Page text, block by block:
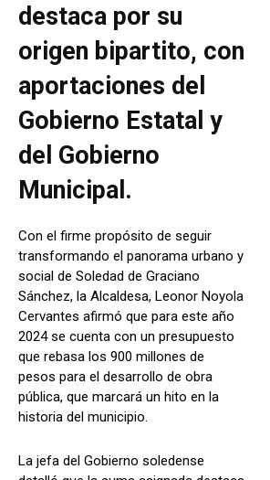
destaca por su
origen bipartito, con
aportaciones del
Gobierno Estatal y
del Gobierno
Municipal.
Con el firme propósito de seguir
transformando el panorama urbano y
social de Soledad de Graciano
Sánchez, la Alcaldesa, Leonor Noyola
Cervantes afirmó que para este año
2024 se cuenta con un presupuesto
que rebasa los 900 millones de
pesos para el desarrollo de obra
pública, que marcará un hito en la
historia del municipio.
La jefa del Gobierno soledense